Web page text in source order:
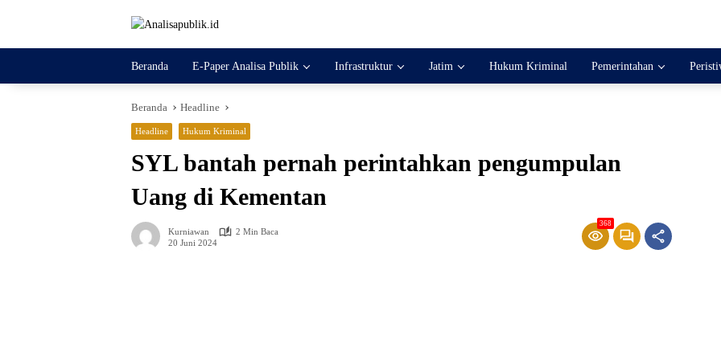
Beranda E-Paper Analisa Publik Infrastruktur Jatim Hukum Kriminal Pemerintahan
Beranda Headline
Headline Hukum Kriminal
SYL bantah pernah perintahkan pengumpulan
Uang di Kementan
Kurniawan
2 Min Baca
20 Juni 2024
368